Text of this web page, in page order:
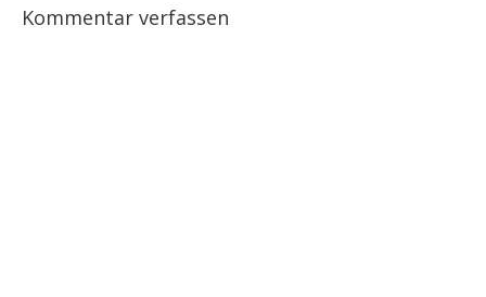
Kommentar verfassen